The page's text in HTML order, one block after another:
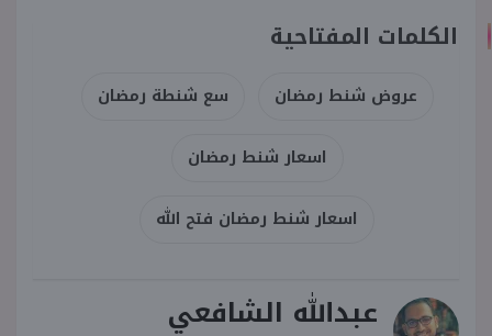
الكلمات المفتاحية
عروض شنط رمضان سع شنطة رمضان
اسعار شنط رمضان
اسعار شنط رمضان فتح الله
عبدالله الشافعي